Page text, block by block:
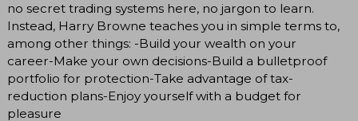
no secret trading systems here, no jargon to learn.
Instead, Harry Browne teaches you in simple terms to,
among other things: -Build your wealth on your
career-Make your own decisions-Build a bulletproof
portfolio for protection-Take advantage of tax-
reduction plans-Enjoy yourself with a budget for
pleasure